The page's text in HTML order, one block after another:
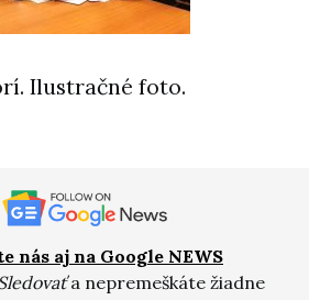
Ilustračné foto.
nás aj na Google NEWS
a nepremeškáte žiadne